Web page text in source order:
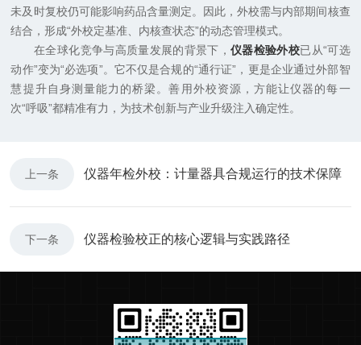
未及时复校仍可能影响药品含量测定。因此，外校需与内部期间核查
结合，形成“外校定基准、内核查状态”的动态管理模式。
在全球化竞争与高质量发展的背景下，仪器检验外校已从“可选
动作”变为“必选项”。它不仅是合规的“通行证”，更是企业通过外部智
慧提升自身测量能力的桥梁。善用外校资源，方能让仪器的每一
次“呼吸”都精准有力，为技术创新与产业升级注入确定性。
上一条 仪器年检外校：计量器具合规运行的技术保障
下一条 仪器检验校正的核心逻辑与实践路径